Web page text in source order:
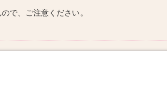
で、ご注意ください。